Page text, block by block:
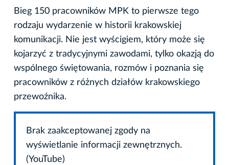
Bieg 150 pracowników MPK to pierwsze tego
rodzaju wydarzenie w historii krakowskiej
komunikacji. Nie jest wyścigiem, który może się
kojarzyć z tradycyjnymi zawodami, tylko okazją do
wspólnego świętowania, rozmów i poznania się
pracowników z różnych działów krakowskiego
przewoźnika.
Brak zaakceptowanej zgody na
wyświetlanie informacji zewnętrznych.
(YouTube)